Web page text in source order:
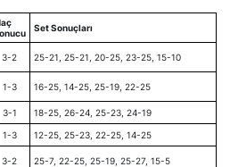
Set Sonuçları
3-2 25-21, 25-21, 20-25, 23-25, 15-10
1-3 16-25, 14-25, 25-19, 22-25
3-1 18-25, 26-24, 25-23, 24-19
1-3
12-25, 25-23, 22-25, 14-25
3-2 25-7, 22-25, 25-19, 25-27, 15-5